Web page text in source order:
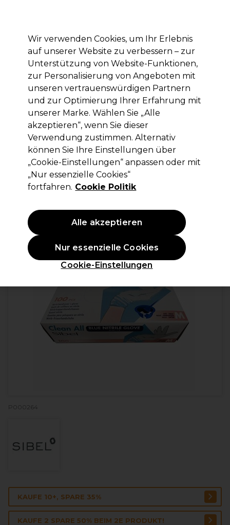
Anmelden
Marken Deals Haare Elektrogeräte Saloneinrichtung
Lieferung und Lieferzeiten
– mehr erfahren
Sibel All Clean100 Nitrile-Handschuhe
(0)
11,69 € ohne MwSt. (PROFI-PREIS)
13,91 €inkl. MwSt.)
ANGEBOT
P000264
KAUFE 10+, SPARE 35%
KAUFE 2 SPARE 50% BEIM 2E PRODUKT!
Wir verwenden Cookies, um Ihr Erlebnis
auf unserer Website zu verbessern – zur
Unterstützung von Website-Funktionen,
zur Personalisierung von Angeboten mit
unseren vertrauenswürdigen Partnern
und zur Optimierung Ihrer Erfahrung mit
unserer Marke. Wählen Sie „Alle
akzeptieren“, wenn Sie dieser
Verwendung zustimmen. Alternativ
können Sie Ihre Einstellungen über
„Cookie-Einstellungen“ anpassen oder mit
„Nur essenzielle Cookies“
fortfahren. Cookie Politik
Cookie-Einstellungen
Nur essenzielle Cookies
Alle akzeptieren